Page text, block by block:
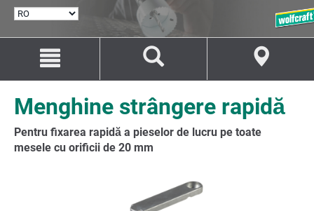
SELECTARE
conținut
navigare
Menghine strângere rapidă
Pentru fixarea rapidă a pieselor de lucru pe toate
mesele cu orificii de 20 mm